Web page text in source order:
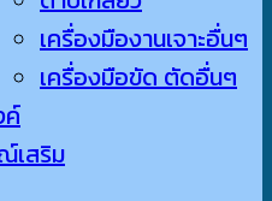
เครื่องมืองานเจาะอื่นๆ
เครื่องมือขัด ตัดอื่นๆ
ค์
เสริม